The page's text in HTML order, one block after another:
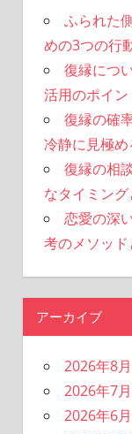
ふられた
めの3つの行
復縁につ
活用のポイン
復縁の確
冷静に見極
復縁の相
なタイミン
恋愛の深
考のメソッ
アーカイブ
2026年8月
2026年7月
2026年6月